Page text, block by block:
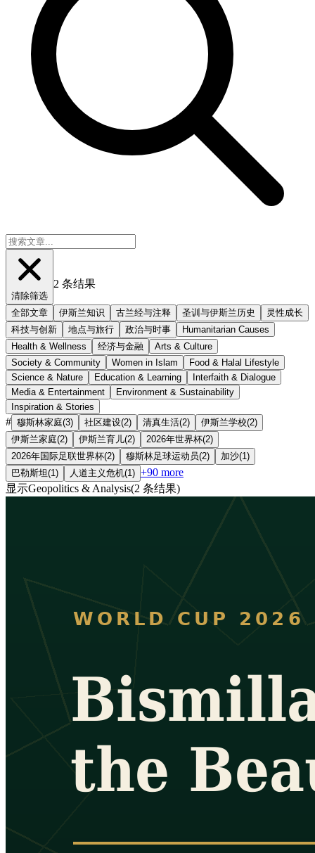
清除筛选
2 条结果
全部文章 伊斯兰知识 古兰经与注释 圣训与伊斯兰历史
灵性成长
科技与创新
地点与旅行 政治与时事
Humanitarian Causes
Health & Wellness
经济与金融
Arts & Culture
Society & Community
Women in Islam
Food & Halal Lifestyle
Science & Nature
Education & Learning
Interfaith & Dialogue
Media & Entertainment
Environment & Sustainability
Inspiration & Stories
# 穆斯林家庭(3) 社区建设(2) 清真生活(2) 伊斯兰学校(2)
伊斯兰家庭(2) 伊斯兰育儿(2) 2026年世界杯(2)
2026年国际足联世界杯(2) 穆斯林足球运动员(2) 加沙(1 )
巴勒斯坦(1 ) 人道主义危机(1 ) +90 more
显示Geopolitics & Analysis(2 条结果)